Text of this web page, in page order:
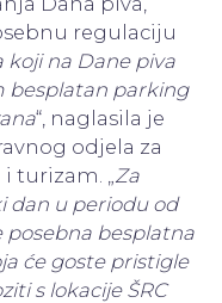
regulaciju
na Dane piva
besplatan parking
“, naglasila je
odjela za
turizam. „Za
dan u periodu od
posebna besplatna
će goste pristigle
s lokacije ŠRC